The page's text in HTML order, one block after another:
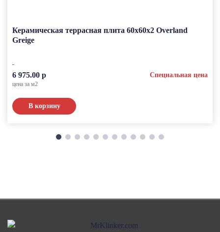
Керамическая террасная плита 60x60x2 Overland
Greige
6 975.00 р Специальная цена
цена за м2
В корзину